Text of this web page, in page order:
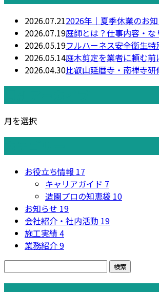
2026.07.212026年｜夏季休業のお
2026.07.19庭師とは？仕事内容・
2026.05.19フルハーネス安全衛生
2026.05.14庭木剪定を業者に頼む
2026.04.30比叡山延暦寺・南禅寺
月を選択
お役立ち情報 17
キャリアガイド 7
造園プロの知恵袋 10
お知らせ 19
会社紹介・社内活動 19
施工実績4
業務紹介9